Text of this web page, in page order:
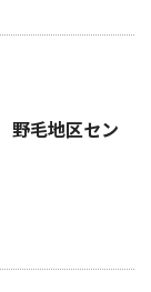
野毛地区セン